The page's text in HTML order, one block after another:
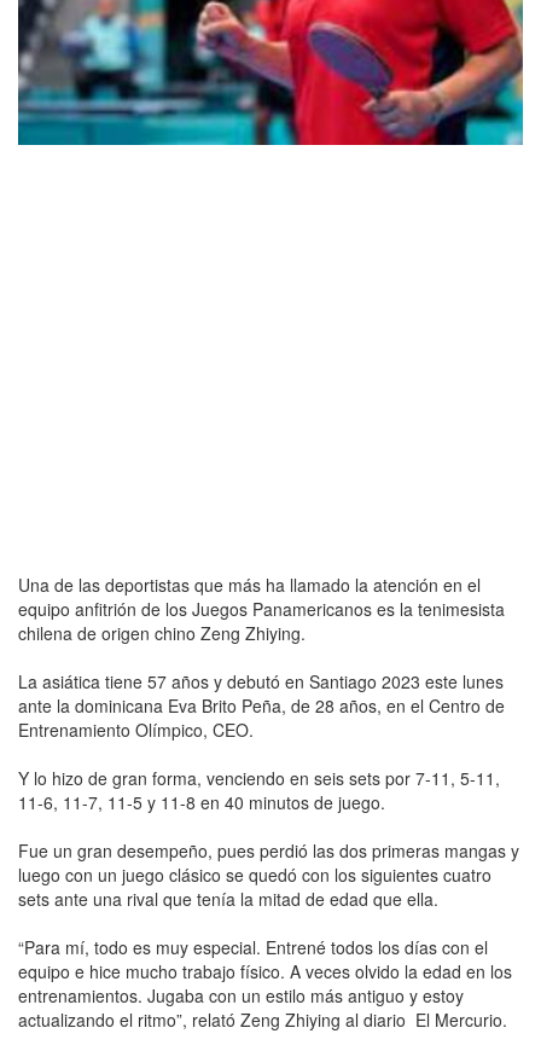
Una de las deportistas que más ha llamado la atención en el
equipo anfitrión de los Juegos Panamericanos es la tenimesista
chilena de origen chino Zeng Zhiying.
La asiática tiene 57 años y debutó en Santiago 2023 este lunes
ante la dominicana Eva Brito Peña, de 28 años, en el Centro de
Entrenamiento Olímpico, CEO.
Y lo hizo de gran forma, venciendo en seis sets por 7-11, 5-11,
11-6, 11-7, 11-5 y 11-8 en 40 minutos de juego.
Fue un gran desempeño, pues perdió las dos primeras mangas y
luego con un juego clásico se quedó con los siguientes cuatro
sets ante una rival que tenía la mitad de edad que ella.
“Para mí, todo es muy especial. Entrené todos los días con el
equipo e hice mucho trabajo físico. A veces olvido la edad en los
entrenamientos. Jugaba con un estilo más antiguo y estoy
actualizando el ritmo”, relató Zeng Zhiying al diario El Mercurio.